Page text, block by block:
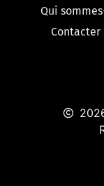
Qui
Contacter